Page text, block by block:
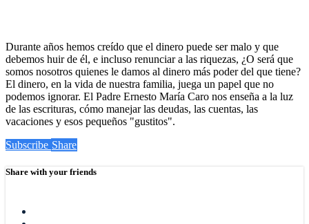
Durante años hemos creído que el dinero puede ser malo y que
debemos huir de él, e incluso renunciar a las riquezas, ¿O será que
somos nosotros quienes le damos al dinero más poder del que tiene?
El dinero, en la vida de nuestra familia, juega un papel que no
podemos ignorar. El Padre Ernesto María Caro nos enseña a la luz
de las escrituras, cómo manejar las deudas, las cuentas, las
vacaciones y esos pequeños "gustitos".
Subscribe Share
Share with your friends